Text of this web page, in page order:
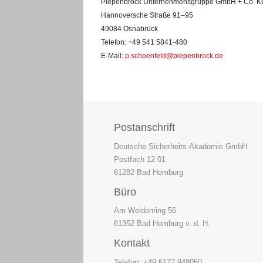
Piepenbrock Unternehmensgruppe GmbH + Co.
Hannoversche Straße 91–95
49084 Osnabrück
Telefon: +49 541 5841-480
E-Mail: p.schoenfeld@piepenbrock.de
Postanschrift
Deutsche Sicherheits-Akademie GmbH
Postfach 12 01
61282 Bad Homburg
Büro
Am Weidenring 56
61352 Bad Homburg v. d. H.
Kontakt